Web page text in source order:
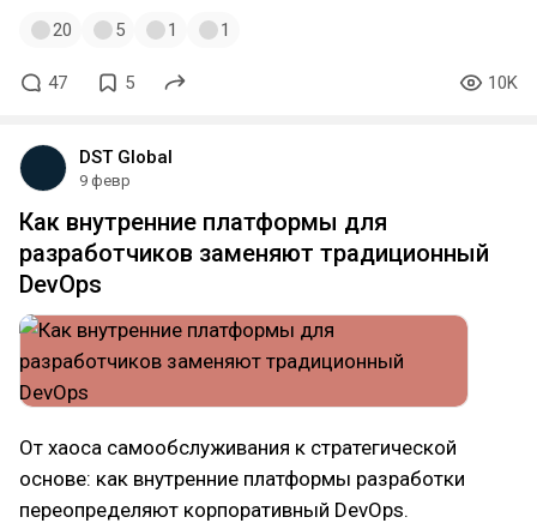
20 5 1 1
47 5 10K
DST Global
9 февр
Как внутренние платформы для
разработчиков заменяют традиционный
DevOps
От хаоса самообслуживания к стратегической
основе: как внутренние платформы разработки
переопределяют корпоративный DevOps.